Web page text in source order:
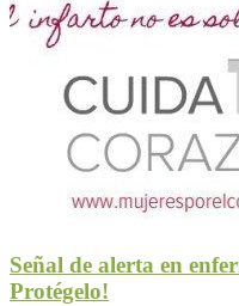
Señal de alerta en
Protégelo!